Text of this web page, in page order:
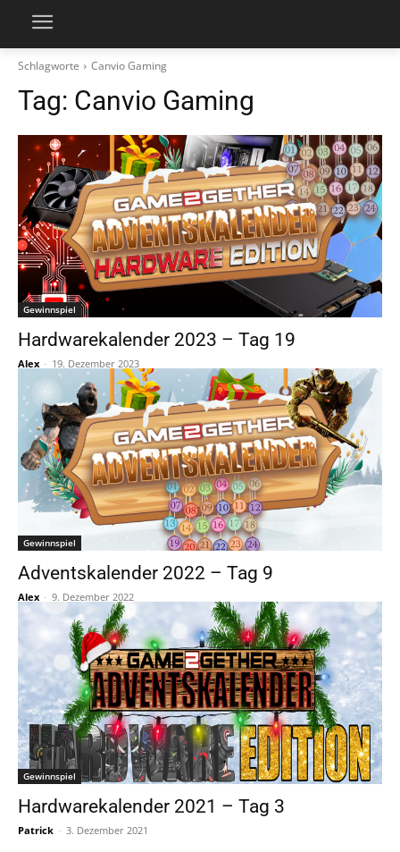
Schlagworte Canvio Gaming
Tag: Canvio Gaming
Gewinnspiel
Hardwarekalender 2023 – Tag 19
Alex - 19. Dezember 2023
Gewinnspiel
Adventskalender 2022 – Tag 9
Alex - 9. Dezember 2022
Gewinnspiel
Hardwarekalender 2021 – Tag 3
Patrick - 3. Dezember 2021